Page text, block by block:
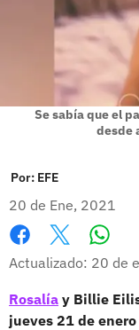
Se sabía que el
desde
Por: EFE
20 de Ene, 2021
Facebook
X
Actualizado: 20 de
Rosalía y Billie
jueves 21 de